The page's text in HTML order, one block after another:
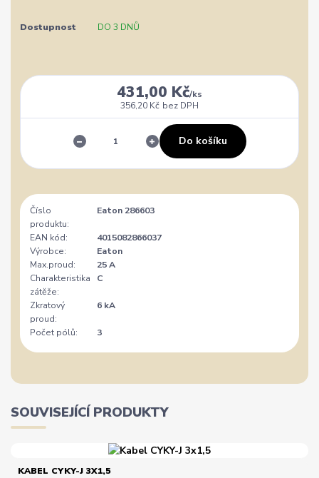
Dostupnost DO 3 DNŮ
431,00 Kč/ks
356,20 Kč bez DPH
Do košíku
Číslo
produktu:
Eaton 286603
EAN kód:
4015082866037
Výrobce:
Eaton
Max.proud:
25 A
Charakteristika
zátěže:
C
Zkratový
proud:
6 kA
Počet pólů: 3
SOUVISEJÍCÍ PRODUKTY
KABEL CYKY-J 3X1,5